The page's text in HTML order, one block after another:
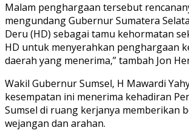
Malam penghargaan tersebut
mengundang Gubernur Sumatera
Deru (HD) sebagai tamu kehormatan
HD untuk menyerahkan penghargaan
daerah yang menerima,” tambah Jon
Wakil Gubernur Sumsel, H Mawardi
kesempatan ini menerima kehadiran
Sumsel di ruang kerjanya memberikan
wejangan dan arahan.